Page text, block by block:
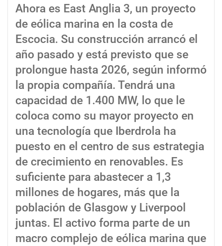
Ahora es East Anglia 3, un proyecto
de eólica marina en la costa de
Escocia. Su construcción arrancó el
año pasado y está previsto que se
prolongue hasta 2026, según informó
la propia compañía. Tendrá una
capacidad de 1.400 MW, lo que le
coloca como su mayor proyecto en
una tecnología que Iberdrola ha
puesto en el centro de sus estrategia
de crecimiento en renovables. Es
suficiente para abastecer a 1,3
millones de hogares, más que la
población de Glasgow y Liverpool
juntas. El activo forma parte de un
macro complejo de eólica marina que